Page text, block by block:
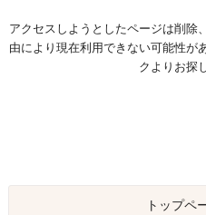
アクセスしようとしたページは削除
由により現在利用できない可能性が
クよりお探
トップペ